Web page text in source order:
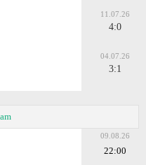
11.07.26
4:0
04.07.26
3:1
09.08.26
22:00